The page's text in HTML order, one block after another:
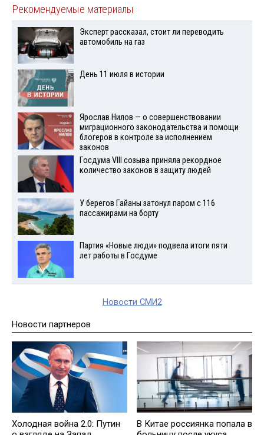
Рекомендуемые материалы
Эксперт рассказал, стоит ли переводить
автомобиль на газ
День 11 июля в истории
Ярослав Нилов — о совершенствовании
миграционного законодательства и помощи
блогеров в контроле за исполнением
законов
Госдума VIII созыва приняла рекордное
количество законов в защиту людей
У берегов Гайаны затонул паром с 116
пассажирами на борту
Партия «Новые люди» подвела итоги пяти
лет работы в Госдуме
Новости СМИ2
Новости партнеров
Холодная война 2.0: Путин
В Китае россиянка попала в